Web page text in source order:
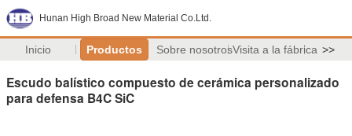
Hunan High Broad New Material Co.Ltd.
Inicio Productos Sobre nosotrosVisita a la fábrica >>
Escudo balístico compuesto de cerámica personalizado
para defensa B4C SiC